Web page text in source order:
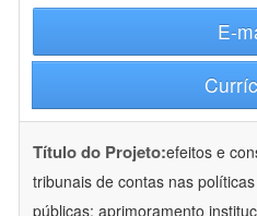
E-
Título do Projeto:efeitos e
tribunais de contas nas
públicas: aprimoramento